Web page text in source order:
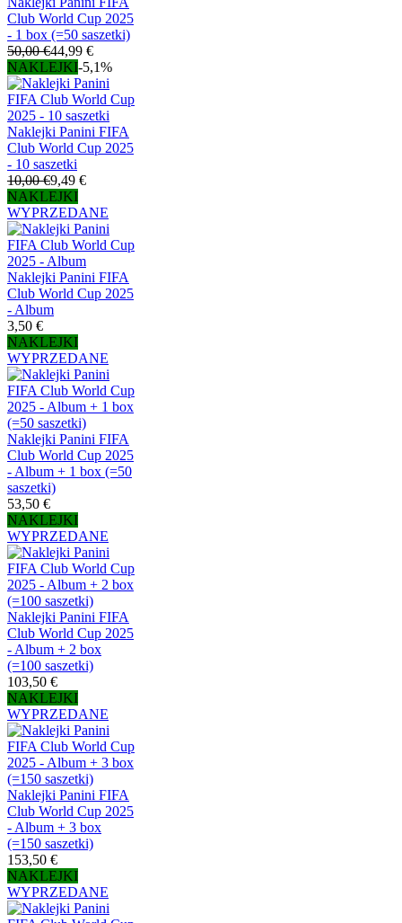
Club World Cup 2025
- 1 box (=50 saszetki)
50,00 €44,99 €
NAKLEJKI-5,1%
Naklejki Panini FIFA
Club World Cup 2025
- 10 saszetki
10,00 €9,49 €
NAKLEJKI
WYPRZEDANE
Naklejki Panini FIFA
Club World Cup 2025
- Album
3,50 €
NAKLEJKI
WYPRZEDANE
Naklejki Panini FIFA
Club World Cup 2025
- Album + 1 box (=50
saszetki)
53,50 €
NAKLEJKI
WYPRZEDANE
Naklejki Panini FIFA
Club World Cup 2025
- Album + 2 box
(=100 saszetki)
103,50 €
NAKLEJKI
WYPRZEDANE
Naklejki Panini FIFA
Club World Cup 2025
- Album + 3 box
(=150 saszetki)
153,50 €
NAKLEJKI
WYPRZEDANE